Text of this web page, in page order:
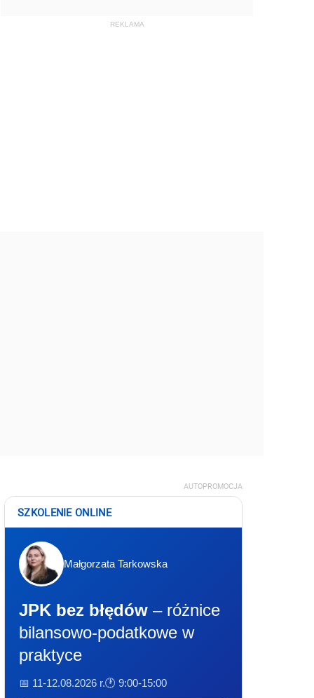
AUTOPROMOCJA
SZKOLENIE ONLINE
Małgorzata Tarkowska
JPK bez błędów – różnice
bilansowo-podatkowe w
praktyce
📅 11-12.08.2026 r.🕐 9:00-15:00